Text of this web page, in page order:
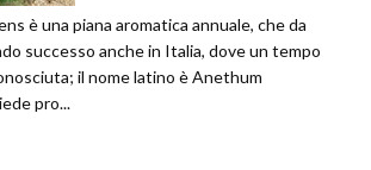
è una piana aromatica annuale, che da
successo anche in Italia, dove un tempo
il nome latino è Anethum
pro...